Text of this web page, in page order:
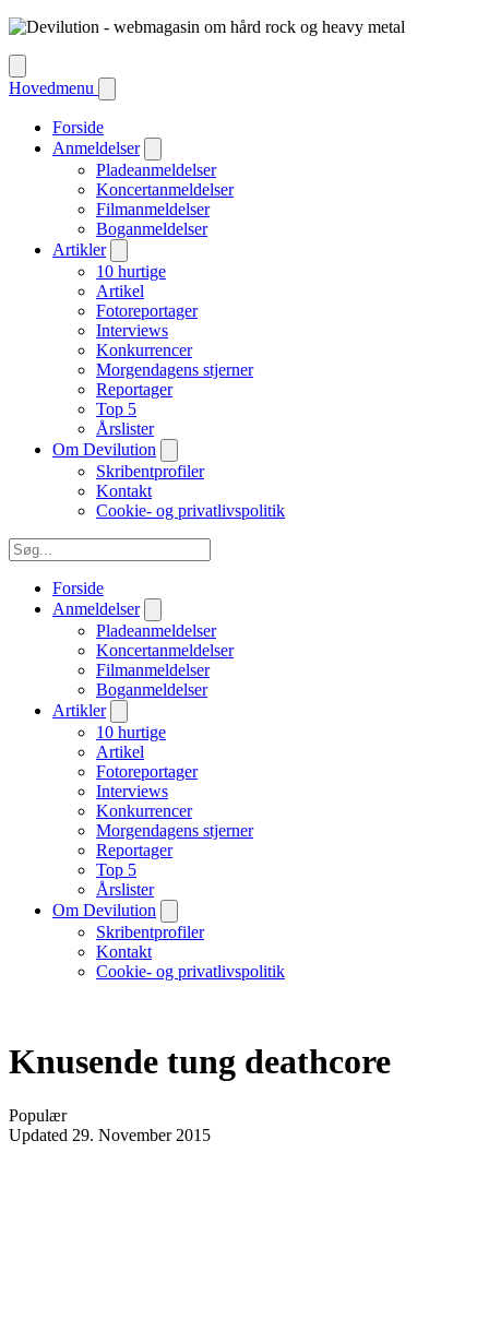
Hovedmenu
Forside
Anmeldelser
Pladeanmeldelser
Koncertanmeldelser
Filmanmeldelser
Boganmeldelser
Artikler
10 hurtige
Artikel
Fotoreportager
Interviews
Konkurrencer
Morgendagens stjerner
Reportager
Top 5
Årslister
Om Devilution
Skribentprofiler
Kontakt
Cookie- og privatlivspolitik
Forside
Anmeldelser
Pladeanmeldelser
Koncertanmeldelser
Filmanmeldelser
Boganmeldelser
Artikler
10 hurtige
Artikel
Fotoreportager
Interviews
Konkurrencer
Morgendagens stjerner
Reportager
Top 5
Årslister
Om Devilution
Skribentprofiler
Kontakt
Cookie- og privatlivspolitik
Knusende tung deathcore
Populær
Updated 29. November 2015